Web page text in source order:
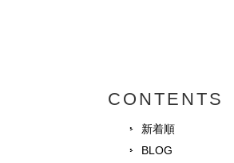
CONTENTS
新着順
BLOG